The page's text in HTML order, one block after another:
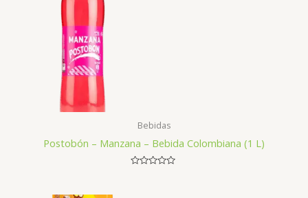
Bebidas
Postobón – Manzana – Bebida Colombiana (1 L)